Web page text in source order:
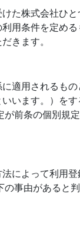
た株式会社ひ
用条件を定め
きます。
適用されるも
います。）を
前条の個別規
によって利用
事由があると